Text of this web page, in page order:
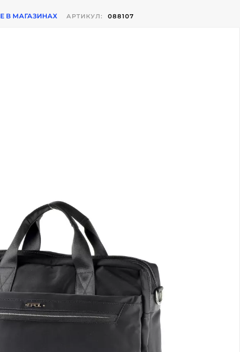
В МАГАЗИНАХ АРТИКУЛ: 088107
Добавляйте товары
Оплачивайте сегодня только
% картой любого банка